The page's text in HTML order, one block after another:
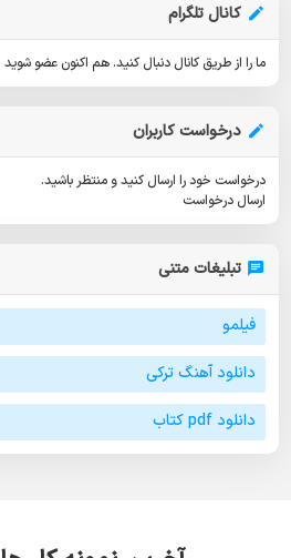
کانال تلگرام
ما را از طریق کانال دنبال کنید. هم اکنون عضو شوید
درخواست کاربران
درخواست خود را ارسال کنید و منتظر باشید.
ارسال درخواست
تبلیغات متنی
فیلمو
دانلود آهنگ ترکی
دانلود pdf کتاب